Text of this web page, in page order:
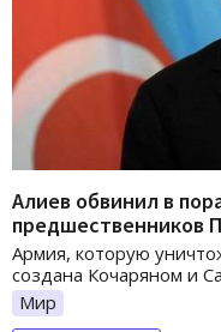
Алиев обвинил в
предшественников
Армия, которую
создана Кочаряном и
Мир